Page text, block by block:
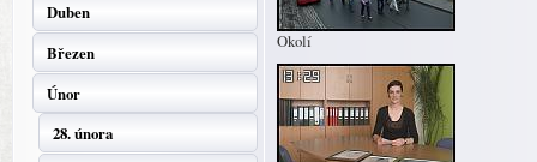
Duben
Březen
Únor
28. února
Okolí